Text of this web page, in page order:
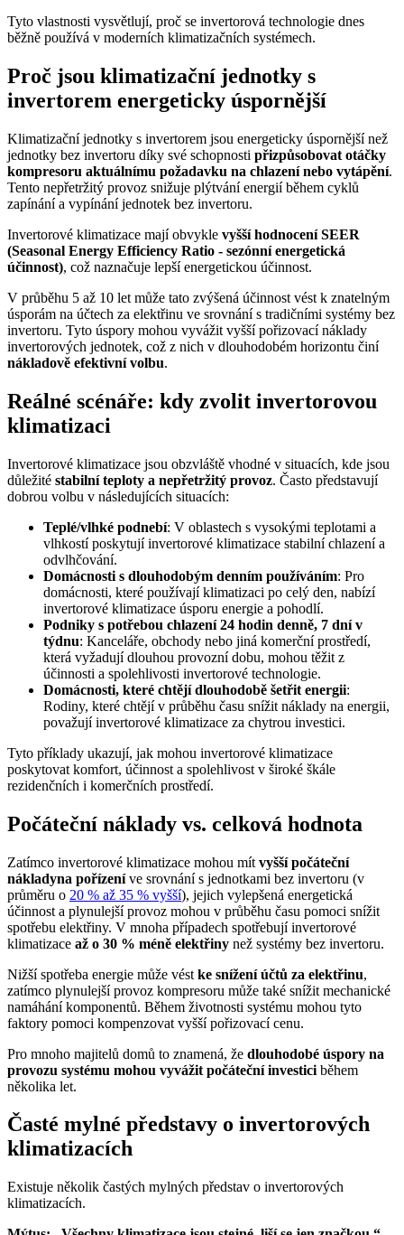
Tyto vlastnosti vysvětlují, proč se invertorová technologie dnes
běžně používá v moderních klimatizačních systémech.
Proč jsou klimatizační jednotky s
invertorem energeticky úspornější
Klimatizační jednotky s invertorem jsou energeticky úspornější než
jednotky bez invertoru díky své schopnosti přizpůsobovat otáčky
kompresoru aktuálnímu požadavku na chlazení nebo vytápění.
Tento nepřetržitý provoz snižuje plýtvání energií během cyklů
zapínání a vypínání jednotek bez invertoru.
Invertorové klimatizace mají obvykle vyšší hodnocení SEER
(Seasonal Energy Efficiency Ratio - sezónní energetická
účinnost), což naznačuje lepší energetickou účinnost.
V průběhu 5 až 10 let může tato zvýšená účinnost vést k znatelným
úsporám na účtech za elektřinu ve srovnání s tradičními systémy bez
invertoru. Tyto úspory mohou vyvážit vyšší pořizovací náklady
invertorových jednotek, což z nich v dlouhodobém horizontu činí
nákladově efektivní volbu.
Reálné scénáře: kdy zvolit invertorovou
klimatizaci
Invertorové klimatizace jsou obzvláště vhodné v situacích, kde jsou
důležité stabilní teploty a nepřetržitý provoz. Často představují
dobrou volbu v následujících situacích:
Teplé/vlhké podnebí: V oblastech s vysokými teplotami a
vlhkostí poskytují invertorové klimatizace stabilní chlazení a
odvlhčování.
Domácnosti s dlouhodobým denním používáním: Pro
domácnosti, které používají klimatizaci po celý den, nabízí
invertorové klimatizace úsporu energie a pohodlí.
Podniky s potřebou chlazení 24 hodin denně, 7 dní v
týdnu: Kanceláře, obchody nebo jiná komerční prostředí,
která vyžadují dlouhou provozní dobu, mohou těžit z
účinnosti a spolehlivosti invertorové technologie.
Domácnosti, které chtějí dlouhodobě šetřit energii:
Rodiny, které chtějí v průběhu času snížit náklady na energii,
považují invertorové klimatizace za chytrou investici.
Tyto příklady ukazují, jak mohou invertorové klimatizace
poskytovat komfort, účinnost a spolehlivost v široké škále
rezidenčních i komerčních prostředí.
Počáteční náklady vs. celková hodnota
Zatímco invertorové klimatizace mohou mít vyšší počáteční
nákladyna pořízeníve srovnání s jednotkami bez invertoru (v
průměru o 20 % až 35 % vyšší), jejich vylepšená energetická
účinnost a plynulejší provoz mohou v průběhu času pomoci snížit
spotřebu elektřiny. V mnoha případech spotřebují invertorové
klimatizace až o 30 % méně elektřiny než systémy bez invertoru.
Nižší spotřeba energie může vést ke snížení účtů za elektřinu,
zatímco plynulejší provoz kompresoru může také snížit mechanické
namáhání komponentů. Během životnosti systému mohou tyto
faktory pomoci kompenzovat vyšší pořizovací cenu.
Pro mnoho majitelů domů to znamená, že dlouhodobé úspory na
provozu systému mohou vyvážit počáteční investici během
několika let.
Časté mylné představy o invertorových
klimatizacích
Existuje několik častých mylných představ o invertorových
klimatizacích.